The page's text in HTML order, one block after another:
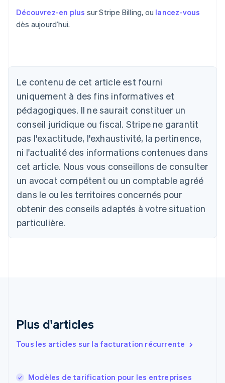
Découvrez-en plus sur Stripe Billing, ou lancez-vous
dès aujourd’hui.
Le contenu de cet article est fourni
uniquement à des fins informatives et
pédagogiques. Il ne saurait constituer un
conseil juridique ou fiscal. Stripe ne garantit
pas l'exactitude, l'exhaustivité, la pertinence,
ni l'actualité des informations contenues dans
cet article. Nous vous conseillons de consulter
un avocat compétent ou un comptable agréé
dans le ou les territoires concernés pour
obtenir des conseils adaptés à votre situation
particulière.
Plus d'articles
Tous les articles sur la facturation récurrente
Modèles de tarification pour les entreprises
Allemagne
DeutschEnglish
Australie
Autriche
DeutschEnglish
Belgique
Nederlands FrançaisDeutsch English
Brésil
Croatie
Danemark
English